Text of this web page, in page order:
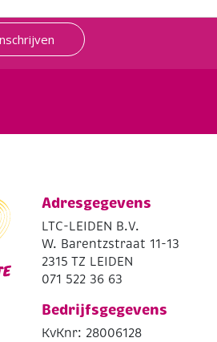
Adresgegevens
LTC-LEIDEN B.V.
W. Barentzstraat 11-13
2315 TZ LEIDEN
071 522 36 63
Bedrijfsgegevens
KvKnr: 28006128